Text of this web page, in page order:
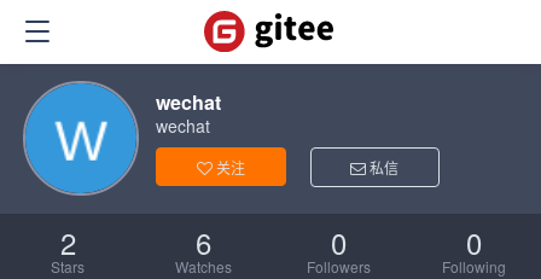
wechat
wechat
关注 私信
2
Stars
6
Watches
0
Followers
0
Following